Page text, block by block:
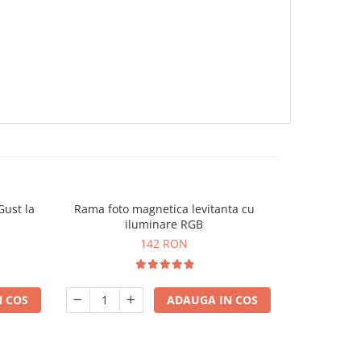
la
Rama foto magnetica levitanta cu
iluminare RGB
142 RON
ADAUGA IN COS